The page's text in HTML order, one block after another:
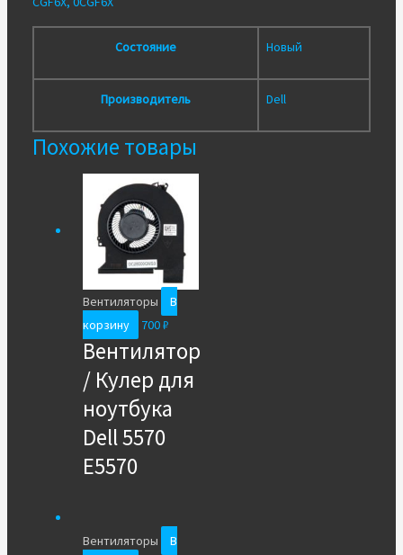
Состояние Новый
Производитель Dell
Похожие товары
Вентиляторы
В
корзину
700₽
Вентилятор
/ Кулер для
ноутбука
Dell 5570
E5570
Вентиляторы
В